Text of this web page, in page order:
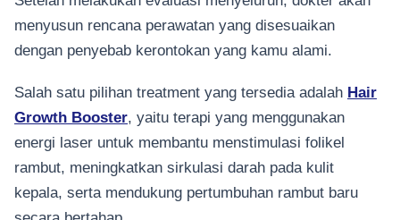
menyusun rencana perawatan yang disesuaikan
dengan penyebab kerontokan yang kamu alami.
Salah satu pilihan treatment yang tersedia adalah Hair
Growth Booster, yaitu terapi yang menggunakan
energi laser untuk membantu menstimulasi folikel
rambut, meningkatkan sirkulasi darah pada kulit
kepala, serta mendukung pertumbuhan rambut baru